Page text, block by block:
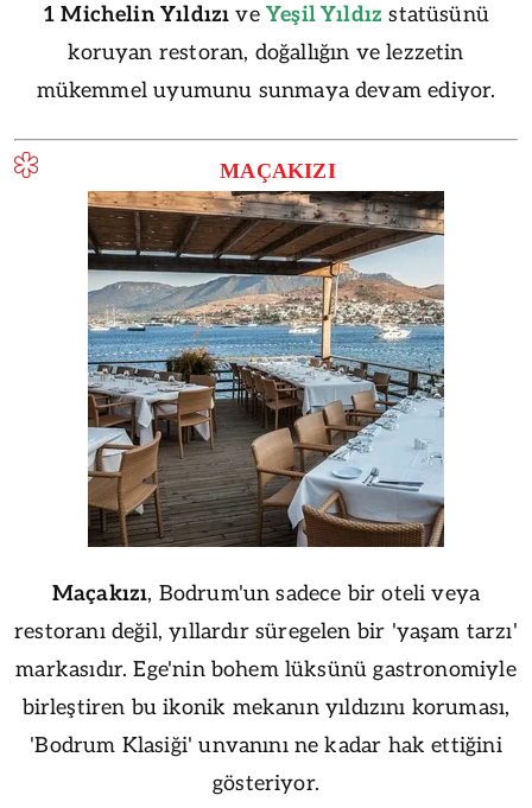
1 Michelin Yıldızı ve Yeşil Yıldız statüsünü
koruyan restoran, doğallığın ve lezzetin
mükemmel uyumunu sunmaya devam ediyor.
MAÇAKIZI
Maçakızı, Bodrum'un sadece bir oteli veya
restoranı değil, yıllardır süregelen bir 'yaşam tarzı'
markasıdır. Ege'nin bohem lüksünü gastronomiyle
birleştiren bu ikonik mekanın yıldızını koruması,
'Bodrum Klasiği' unvanını ne kadar hak ettiğini
gösteriyor.